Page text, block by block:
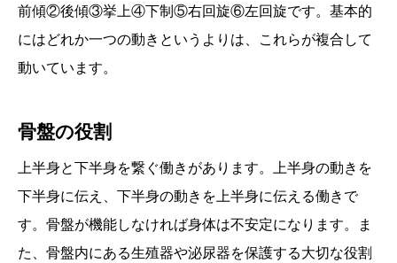
前傾②後傾③挙上④下制⑤右回旋⑥左回旋です。基本的
にはどれか一つの動きというよりは、これらが複合して
動いています。
骨盤の役割
上半身と下半身を繋ぐ働きがあります。上半身の動きを
下半身に伝え、下半身の動きを上半身に伝える働きで
す。骨盤が機能しなければ身体は不安定になります。ま
た、骨盤内にある生殖器や泌尿器を保護する大切な役割